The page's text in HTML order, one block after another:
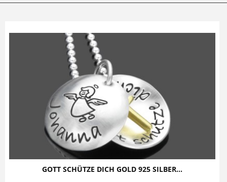
GOTT SCHÜTZE DICH GOLD 925 SILBER...